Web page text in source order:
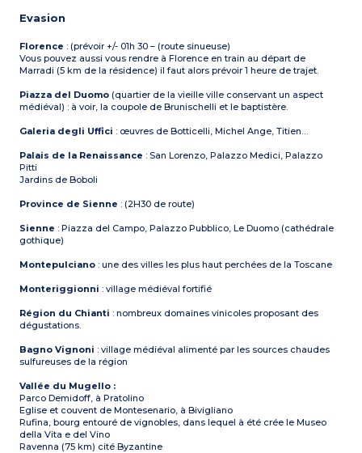
Evasion
Florence : (prévoir +/- 01h 30 – (route sinueuse)
Vous pouvez aussi vous rendre à Florence en train au départ de
Marradi (5 km de la résidence) il faut alors prévoir 1 heure de trajet.
Piazza del Duomo (quartier de la vieille ville conservant un aspect
médiéval) : à voir, la coupole de Brunischelli et le baptistère.
Galeria degli Uffici : œuvres de Botticelli, Michel Ange, Titien…
Palais de la Renaissance : San Lorenzo, Palazzo Medici, Palazzo
Pitti
Jardins de Boboli
Province de Sienne : (2H30 de route)
Sienne : Piazza del Campo, Palazzo Pubblico, Le Duomo (cathédrale
gothique)
Montepulciano : une des villes les plus haut perchées de la Toscane
Monteriggionni : village médiéval fortifié
Région du Chianti : nombreux domaines vinicoles proposant des
dégustations.
Bagno Vignoni : village médiéval alimenté par les sources chaudes
sulfureuses de la région
Vallée du Mugello :
Parco Demidoff, à Pratolino
Eglise et couvent de Montesenario, à Bivigliano
Rufina, bourg entouré de vignobles, dans lequel à été crée le Museo
della Vita e del Vino
Ravenna (75 km) cité Byzantine